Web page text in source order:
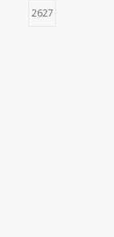
2627